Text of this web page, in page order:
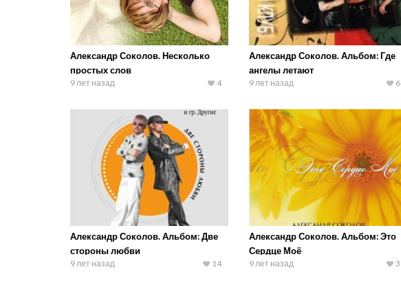
Александр Соколов. Несколько
простых слов
9 лет назад 4
Александр Соколов. Альбом: Где
ангелы летают
9 лет назад 6
Александр Соколов. Альбом: Две
стороны любви
9 лет назад 14
Александр Соколов. Альбом: Это
Сердце Моё
9 лет назад 3